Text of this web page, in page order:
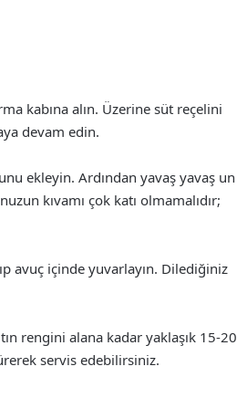
kabına alın. Üzerine süt reçelini
devam edin.
ekleyin. Ardından yavaş yavaş un
kıvamı çok katı olmamalıdır;
avuç içinde yuvarlayın. Dilediğiniz
rengini alana kadar yaklaşık 15-20
servis edebilirsiniz.